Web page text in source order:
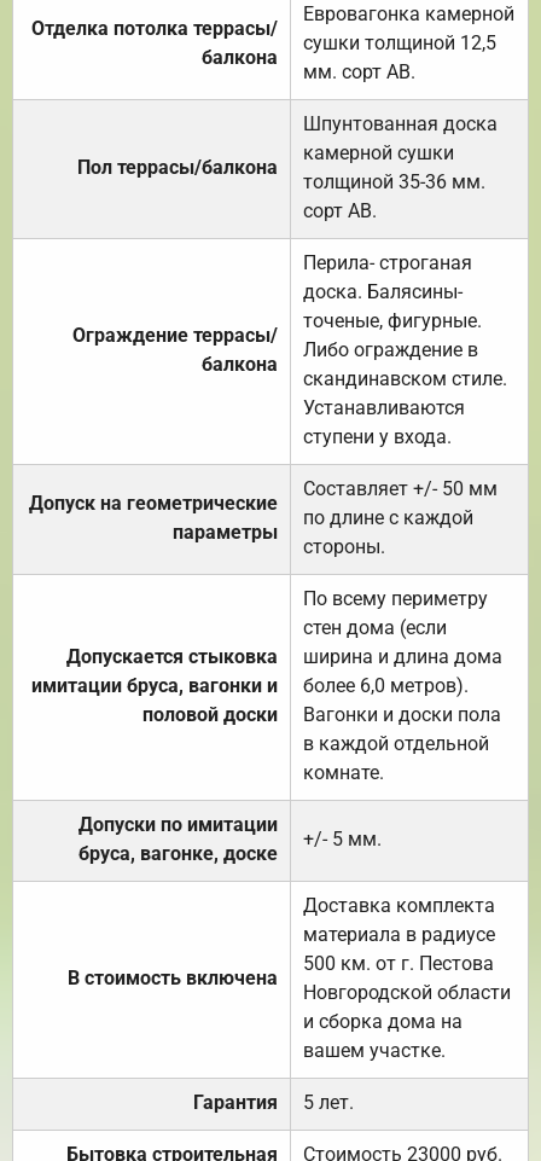
Отделка потолка террасы/
балкона
Евровагонка камерной
сушки толщиной 12,5
мм. сорт АВ.
Пол террасы/балкона
Шпунтованная доска
камерной сушки
толщиной 35-36 мм.
сорт АВ.
Ограждение террасы/
балкона
Перила- строганая
доска. Балясины-
точеные, фигурные.
Либо ограждение в
скандинавском стиле.
Устанавливаются
ступени у входа.
Допуск на геометрические
параметры
Составляет +/- 50 мм
по длине с каждой
стороны.
Допускается стыковка
имитации бруса, вагонки и
половой доски
По всему периметру
стен дома (если
ширина и длина дома
более 6,0 метров).
Вагонки и доски пола
в каждой отдельной
комнате.
Допуски по имитации
бруса, вагонке, доске
+/- 5 мм.
В стоимость включена
Доставка комплекта
материала в радиусе
500 км. от г. Пестова
Новгородской области
и сборка дома на
вашем участке.
Гарантия 5 лет.
Бытовка строительная Стоимость 23000 руб.